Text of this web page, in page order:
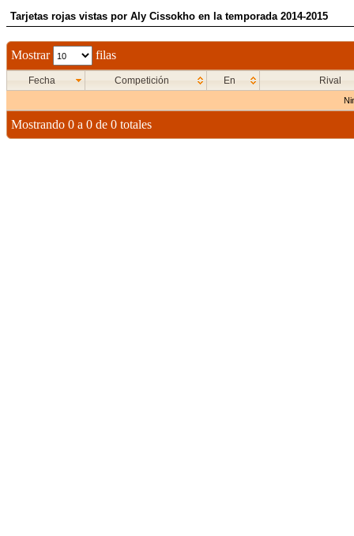
Tarjetas rojas vistas por Aly Cissokho en la temporada 2014-2015
Mostrar filas
Fecha Competición En Rival
Mostrando 0 a 0 de 0 totales